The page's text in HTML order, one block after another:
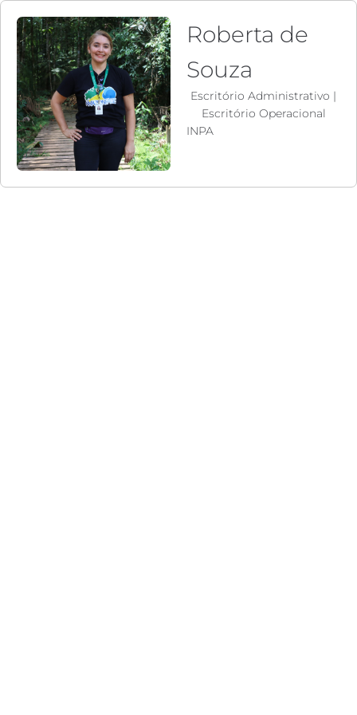
Roberta de
Souza
Escritório Administrativo |
Escritório Operacional
INPA